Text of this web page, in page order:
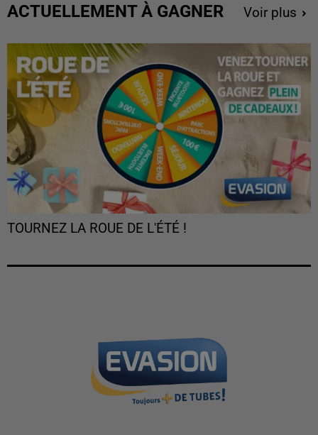
ACTUELLEMENT À GAGNER Voir plus
TOURNEZ LA ROUE DE L'ÉTÉ !